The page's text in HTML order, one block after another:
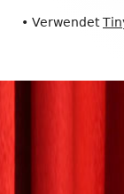
• Verwendet